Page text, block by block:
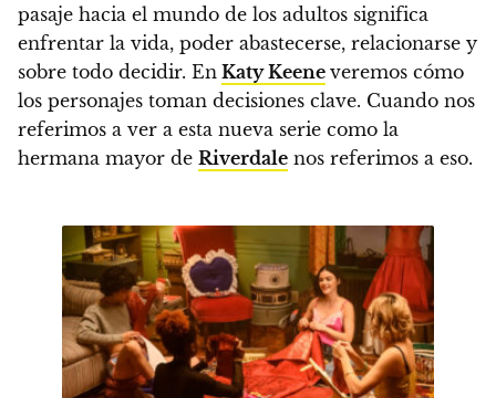
pasaje hacia el mundo de los adultos significa
enfrentar la vida, poder abastecerse, relacionarse y
sobre todo decidir. En Katy Keene veremos cómo
los personajes toman decisiones clave. Cuando nos
referimos a ver a esta nueva serie como la
hermana mayor de Riverdale nos referimos a eso.